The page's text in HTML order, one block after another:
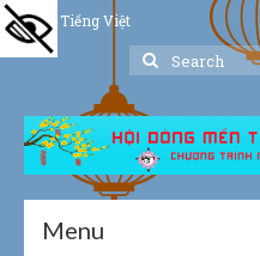
Tiếng Việt
Search
Menu